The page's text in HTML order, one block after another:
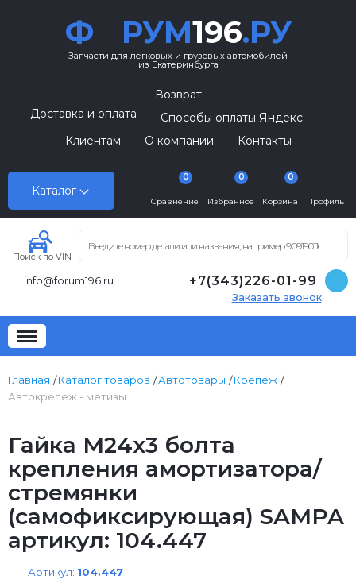
Ф РУМ196.РУ
Запчасти для легковых и грузовых автомобилей
из Екатеринбурга
Каталог
Возврат
Доставка и оплата
Способы оплаты Яндекс
Клиентам
О компании Контакты
Сравнение
0
Избранное
0
Корзина
0
Профиль
Поиск по VIN
info@forum196.ru +7(343)226-01-99
Заказать звонок
Главная Каталог товаров Автотовары
Крепеж
Автокрепеж - метизы
Гайка М24х3 болта
крепления амортизатора/
стремянки
(самофиксирующая) SAMPA
артикул: 104.447
Артикул: 104.447